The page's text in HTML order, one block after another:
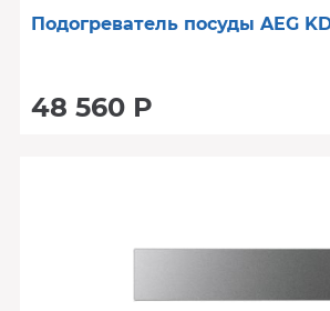
Подогреватель посуды AEG
48 560 Р